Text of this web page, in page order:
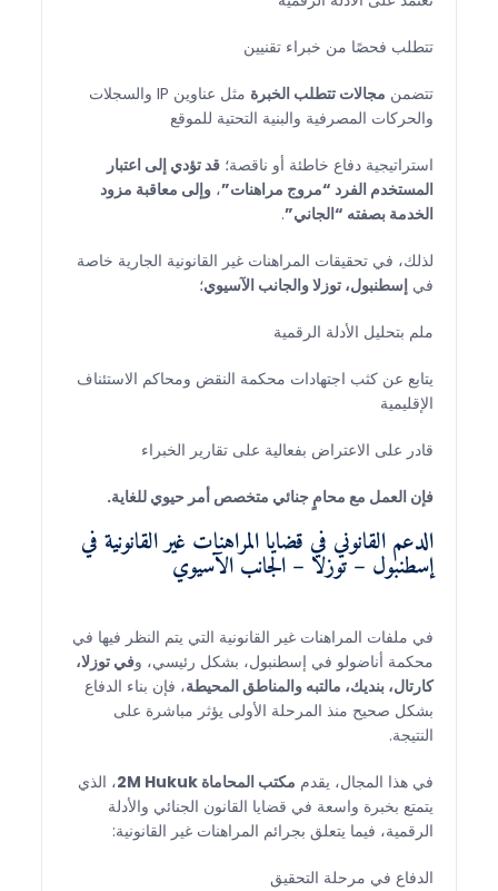
تتطلب فحصًا من خبراء تقنيين
تتضمن مجالات تتطلب الخبرة
مثل عناوين IP والسجلات
والحركات المصرفية والبنية التحتية للموقع
استراتيجية دفاع خاطئة أو ناقصة؛قد تؤدي إلى اعتبار
المستخدم الفرد “مروج مراهنات”،وإلى معاقبة مزود
الخدمة بصفته “الجاني”.
لذلك، في تحقيقات المراهنات غير القانونية الجارية خاصة
فيإسطنبول، توزلا والجانب الآسيوي؛
ملم بتحليل الأدلة الرقمية
يتابع عن كثب اجتهادات محكمة النقض ومحاكم الاستئناف
الإقليمية
قادر على الاعتراض بفعالية على تقارير الخبراء
فإن العمل مع محامٍ جنائي متخصص أمر حيوي للغاية.
الدعم القانوني في قضايا المراهنات غير القانونية في
إسطنبول – توزلا – الجانب الآسيوي
في ملفات المراهنات غير القانونية التي يتم النظر فيها في
محكمة أناضولو في إسطنبول، بشكل رئيسي، وفي توزلا،
كارتال، بنديك، مالتبه والمناطق المحيطة، فإن بناء الدفاع
بشكل صحيح منذ المرحلة الأولى يؤثر مباشرة على
النتيجة.
في هذا المجال، يقدم مكتب المحاماة 2M Hukuk
، الذي
يتمتع بخبرة واسعة في قضايا القانون الجنائي والأدلة
الرقمية، فيما يتعلق بجرائم المراهنات غير القانونية:
الدفاع في مرحلة التحقيق